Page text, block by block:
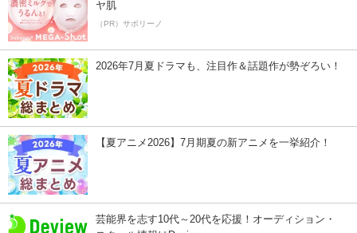
ヤ肌
（PR）サボリーノ
2026年7月夏ドラマも、注目作＆話題作が勢ぞろい！
【夏アニメ2026】7月期夏の新アニメを一挙紹介！
芸能界を志す10代～20代を応援！オーディション・